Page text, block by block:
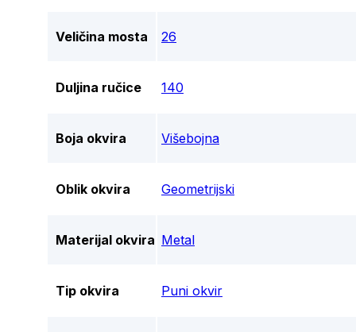
Veličina mosta 26
Duljina ručice 140
Boja okvira Višebojna
Oblik okvira Geometrijski
Materijal okvira Metal
Tip okvira Puni okvir